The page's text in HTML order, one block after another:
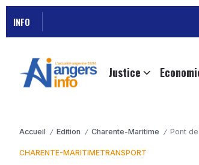
INFO
Justice
Accueil / Edition / Charente-Maritime / Pont
CHARENTE-MARITIMETRANSPORT